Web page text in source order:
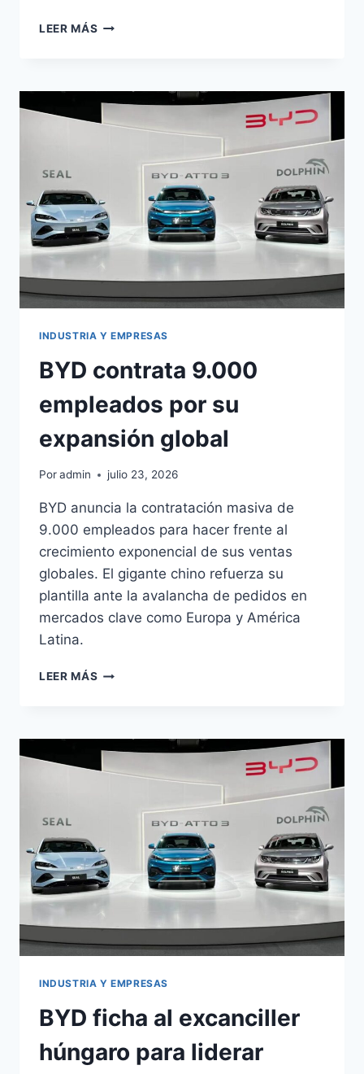
LEER MÁS GEELY
FÁBRICA
FORD:
REVOLUCIÓN
INDUSTRIA Y EMPRESAS
BYD contrata 9.000
empleados por su
expansión global
Poradmin julio 23, 2026
BYD anuncia la contratación masiva de
9.000 empleados para hacer frente al
crecimiento exponencial de sus ventas
globales. El gigante chino refuerza su
plantilla ante la avalancha de pedidos en
mercados clave como Europa y América
Latina.
LEER MÁS BYD
POR
SU
EXPANSIÓN
INDUSTRIA Y EMPRESAS
BYD ficha al excanciller
húngaro para liderar